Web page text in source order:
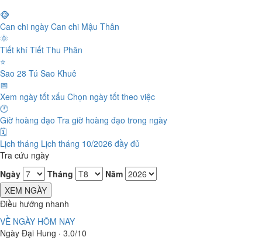
🐵
Can chi ngày Can chi Mậu Thân
🌞
Tiết khí Tiết Thu Phân
⭐
Sao 28 Tú Sao Khuê
📅
Xem ngày tốt xấu Chọn ngày tốt theo việc
🕐
Giờ hoàng đạo Tra giờ hoàng đạo trong ngày
🗓️
Lịch tháng Lịch tháng 10/2026 đầy đủ
Tra cứu ngày
Ngày
Tháng
Năm
XEM NGÀY
Điều hướng nhanh
VỀ NGÀY HÔM NAY
Ngày Đại Hung · 3.0/10